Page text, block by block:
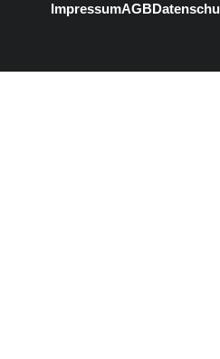
ImpressumAGB